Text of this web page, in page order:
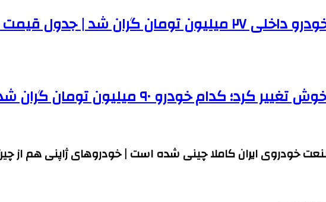
گران شد | جدول قیمت ها
۹۰ میلیون تومان گران شد؟ | جدول قیمت ها